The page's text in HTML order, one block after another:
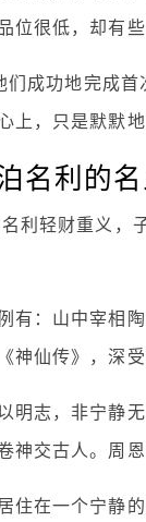
位很低，却有
们成功地完成
上，只是默默
名利的
利轻财重义，
有：山中宰相
神仙传》，深
明志，非宁静
神交古人。周
住在一个宁静